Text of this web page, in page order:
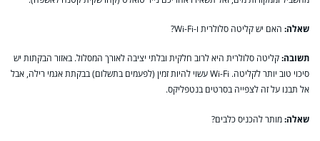
שאלה: האם יש קליטה סלולרית ו-Wi-Fi?
תשובה:קליטה סלולרית היא לרוב חלקית ובלתי יציבה לאורך המסלול. באזור הבקתות יש
סיכוי טוב יותר לקליטה. Wi-Fi עשוי להיות זמין (לפעמים בתשלום) בבקתת אגמי רילה, אבל
אל תבנו על זה לצפייה בסרטים בנטפליקס.
שאלה:מותר להכניס כלבים?